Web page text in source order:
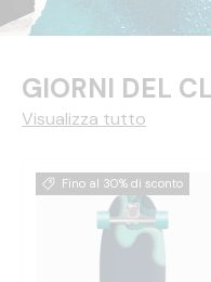
GIORNI DEL
Visualizza tutto
Fino al 30% di sconto